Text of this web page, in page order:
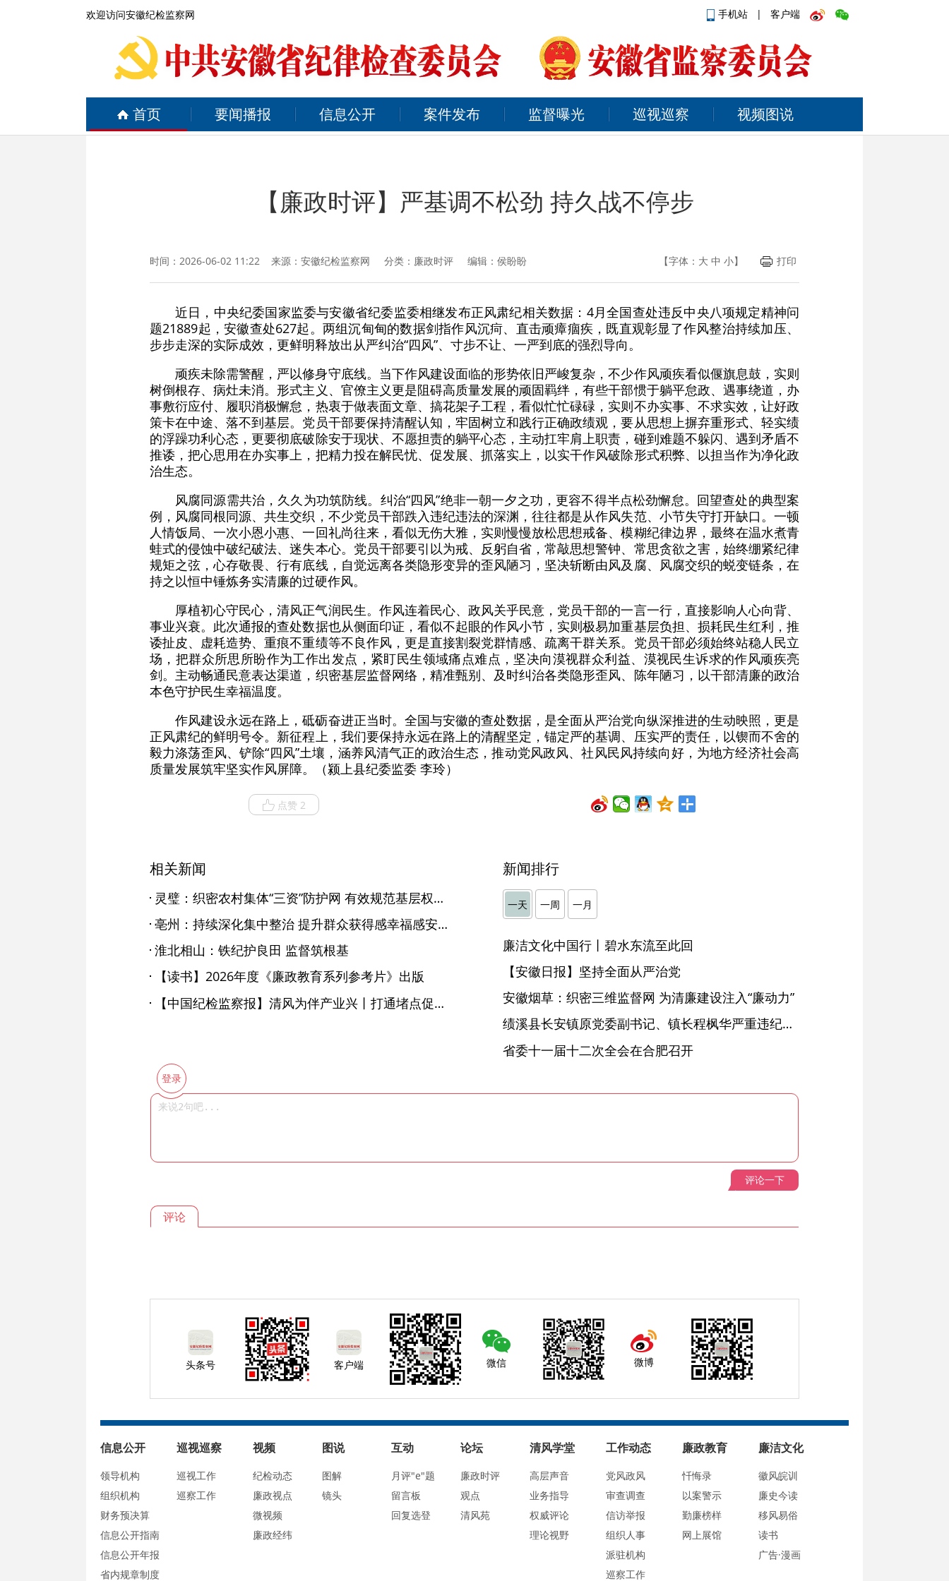
欢迎访问安徽纪检监察网 手机站 | 客户端
首页 要闻播报 信息公开 案件发布 监督曝光 巡视巡察 视频图说
【廉政时评】严基调不松劲 持久战不停步
时间：2026-06-02 11:22 来源： 安徽纪检监察网 分类：廉政时评 编辑：侯盼盼 【字体： 大 中 小】 打印
近日，中央纪委国家监委与安徽省纪委监委相继发布正风肃纪相关数据：4月全国查处违反中央八项规定精神问
题21889起，安徽查处627起。两组沉甸甸的数据剑指作风沉疴、直击顽瘴痼疾，既直观彰显了作风整治持续加压、
步步走深的实际成效，更鲜明释放出从严纠治“四风”、寸步不让、一严到底的强烈导向。
顽疾未除需警醒，严以修身守底线。当下作风建设面临的形势依旧严峻复杂，不少作风顽疾看似偃旗息鼓，实则
树倒根存、病灶未消。形式主义、官僚主义更是阻碍高质量发展的顽固羁绊，有些干部惯于躺平怠政、遇事绕道，办
事敷衍应付、履职消极懈怠，热衷于做表面文章、搞花架子工程，看似忙忙碌碌，实则不办实事、不求实效，让好政
策卡在中途、落不到基层。党员干部要保持清醒认知，牢固树立和践行正确政绩观，要从思想上摒弃重形式、轻实绩
的浮躁功利心态，更要彻底破除安于现状、不愿担责的躺平心态，主动扛牢肩上职责，碰到难题不躲闪、遇到矛盾不
推诿，把心思用在办实事上，把精力投在解民忧、促发展、抓落实上，以实干作风破除形式积弊、以担当作为净化政
治生态。
风腐同源需共治，久久为功筑防线。纠治“四风”绝非一朝一夕之功，更容不得半点松劲懈怠。回望查处的典型案
例，风腐同根同源、共生交织，不少党员干部跌入违纪违法的深渊，往往都是从作风失范、小节失守打开缺口。一顿
人情饭局、一次小恩小惠、一回礼尚往来，看似无伤大雅，实则慢慢放松思想戒备、模糊纪律边界，最终在温水煮青
蛙式的侵蚀中破纪破法、迷失本心。党员干部要引以为戒、反躬自省，常敲思想警钟、常思贪欲之害，始终绷紧纪律
规矩之弦，心存敬畏、行有底线，自觉远离各类隐形变异的歪风陋习，坚决斩断由风及腐、风腐交织的蜕变链条，在
持之以恒中锤炼务实清廉的过硬作风。
厚植初心守民心，清风正气润民生。作风连着民心、政风关乎民意，党员干部的一言一行，直接影响人心向背、
事业兴衰。此次通报的查处数据也从侧面印证，看似不起眼的作风小节，实则极易加重基层负担、损耗民生红利，推
诿扯皮、虚耗造势、重痕不重绩等不良作风，更是直接割裂党群情感、疏离干群关系。党员干部必须始终站稳人民立
场，把群众所思所盼作为工作出发点，紧盯民生领域痛点难点，坚决向漠视群众利益、漠视民生诉求的作风顽疾亮
剑。主动畅通民意表达渠道，织密基层监督网络，精准甄别、及时纠治各类隐形歪风、陈年陋习，以干部清廉的政治
本色守护民生幸福温度。
作风建设永远在路上，砥砺奋进正当时。全国与安徽的查处数据，是全面从严治党向纵深推进的生动映照，更是
正风肃纪的鲜明号令。新征程上，我们要保持永远在路上的清醒坚定，锚定严的基调、压实严的责任，以锲而不舍的
毅力涤荡歪风、铲除“四风”土壤，涵养风清气正的政治生态，推动党风政风、社风民风持续向好，为地方经济社会高
质量发展筑牢坚实作风屏障。（颍上县纪委监委 李玲）
点赞 2
相关新闻
灵璧：织密农村集体“三资”防护网 有效规范基层权力运行
亳州：持续深化集中整治 提升群众获得感幸福感安全感
淮北相山：铁纪护良田 监督筑根基
【读书】2026年度《廉政教育系列参考片》出版
【中国纪检监察报】清风为伴产业兴丨打通堵点促发展
新闻排行
一天 一周 一月
廉洁文化中国行丨碧水东流至此回
【安徽日报】坚持全面从严治党
安徽烟草：织密三维监督网 为清廉建设注入“廉动力”
绩溪县长安镇原党委副书记、镇长程枫华严重违纪违法被开除党籍和公职
省委十一届十二次全会在合肥召开
登录
评论一下
评论
头条号 客户端 微信 微博
信息公开
领导机构
组织机构
财务预决算
信息公开指南
信息公开年报
省内规章制度
巡视巡察
巡视工作
巡察工作
视频
纪检动态
廉政视点
微视频
廉政经纬
图说
图解
镜头
互动
月评"e"题
留言板
回复选登
论坛
廉政时评
观点
清风苑
清风学堂
高层声音
业务指导
权威评论
理论视野
工作动态
党风政风
审查调查
信访举报
组织人事
派驻机构
巡察工作
廉政教育
忏悔录
以案警示
勤廉榜样
网上展馆
廉洁文化
徽风皖训
廉史今读
移风易俗
读书
广告·漫画